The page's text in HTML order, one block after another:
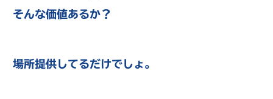
そんな価値あるか？
場所提供してるだけでしょ。